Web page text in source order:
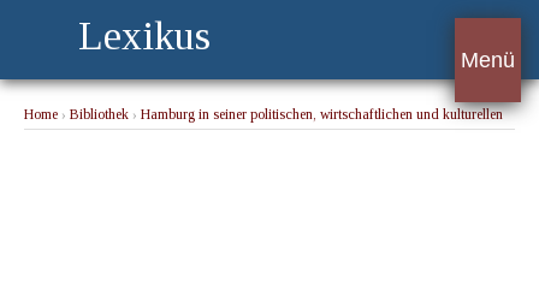
Lexikus
Menü
Home › Bibliothek › Hamburg in seiner politischen, wirtschaftlichen und kulturellen